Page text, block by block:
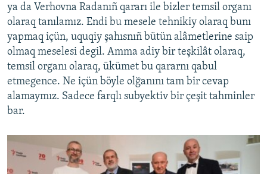
ya da Verhovna Radanıñ qararı ile bizler temsil organı
olaraq tanılamız. Endi bu mesele tehnikiy olaraq bunı
yapmaq içün, uquqiy şahısnıñ bütün alâmetlerine saip
olmaq meselesi degil. Amma adiy bir teşkilât olaraq,
temsil organı olaraq, ükümet bu qararnı qabul
etmegence. Ne içün böyle olğanını tam bir cevap
alamaymız. Sadece farqlı subyektiv bir çeşit tahminler
bar.